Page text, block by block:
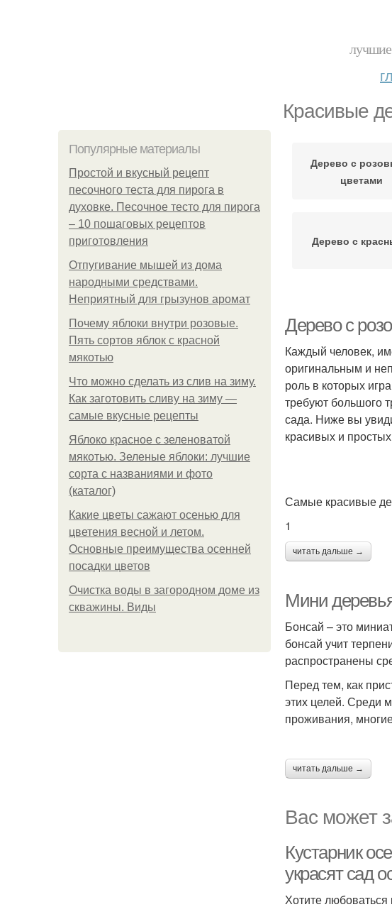
лучшие
Красивые
Популярные материалы
Простой и вкусный рецепт
песочного теста для пирога в
духовке. Песочное тесто для пирога
– 10 пошаговых рецептов
приготовления
Отпугивание мышей из дома
народными средствами.
Неприятный для грызунов аромат
Почему яблоки внутри розовые.
Пять сортов яблок с красной
мякотью
Что можно сделать из слив на зиму.
Как заготовить сливу на зиму —
самые вкусные рецепты
Яблоко красное с зеленоватой
мякотью. Зеленые яблоки: лучшие
сорта с названиями и фото
(каталог)
Какие цветы сажают осенью для
цветения весной и летом.
Основные преимущества осенней
посадки цветов
Очистка воды в загородном доме из
скважины. Виды
Дерево с
цветами
Дерево с
Дерево с
Каждый человек,
оригинальным и
роль в которых
требуют большого
сада. Ниже вы
красивых и
Самые красивые
1
читать дальше →
Мини
Бонсай – это
бонсай учит
распространены
Перед тем, как
этих целей. Среди
проживания,
читать дальше →
Вас может
Кустарник
украсят сад
Хотите любоваться